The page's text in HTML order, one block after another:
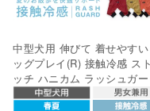
中型犬用 伸びて 着せやす
ッグプレイ(R) 接触冷感 ス
ッチ ハニカム ラッシュガー